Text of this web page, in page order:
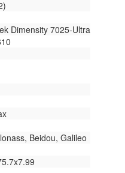
Dimensity 7025-Ultra
Beidou, Galileo